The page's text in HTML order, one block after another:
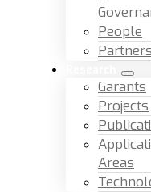
People
Partners
Garants
Projects
Areas